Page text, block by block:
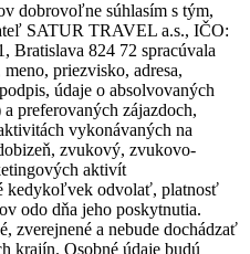
dobrovoľne súhlasím s tým,
SATUR TRAVEL a.s., IČO:
Bratislava 824 72 spracúvala
priezvisko, adresa,
údaje o absolvovaných
preferovaných zájazdoch,
vykonávaných na
zvukový, zvukovo-
aktivít
kedykoľvek odvolať, platnosť
odo dňa jeho poskytnutia.
zverejnené a nebude dochádzať
krajín. Osobné údaje budú